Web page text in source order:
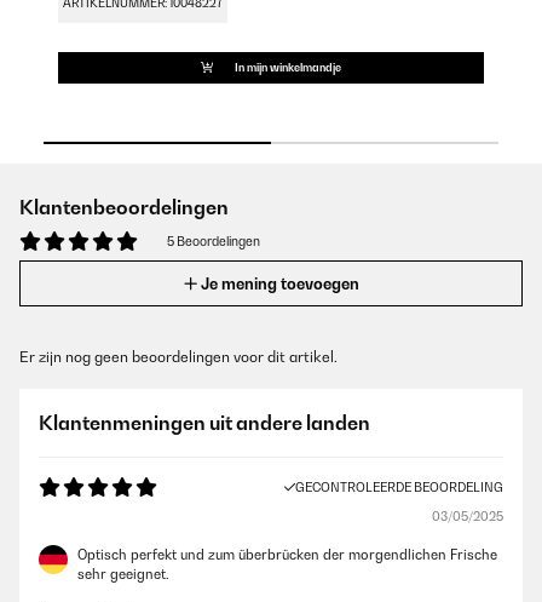
ARTIKELNUMMER: 10048227
In mijn winkelmandje
Klantenbeoordelingen
5 Beoordelingen
Je mening toevoegen
Er zijn nog geen beoordelingen voor dit artikel.
Klantenmeningen uit andere landen
GECONTROLEERDE BEOORDELING
03/05/2025
Optisch perfekt und zum überbrücken der morgendlichen Frische
sehr geeignet.